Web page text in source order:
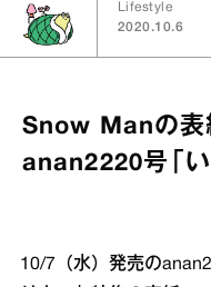
Lifestyle
2020.10.6
Snow Manの表
anan2220号「い
10/7（水）発売の